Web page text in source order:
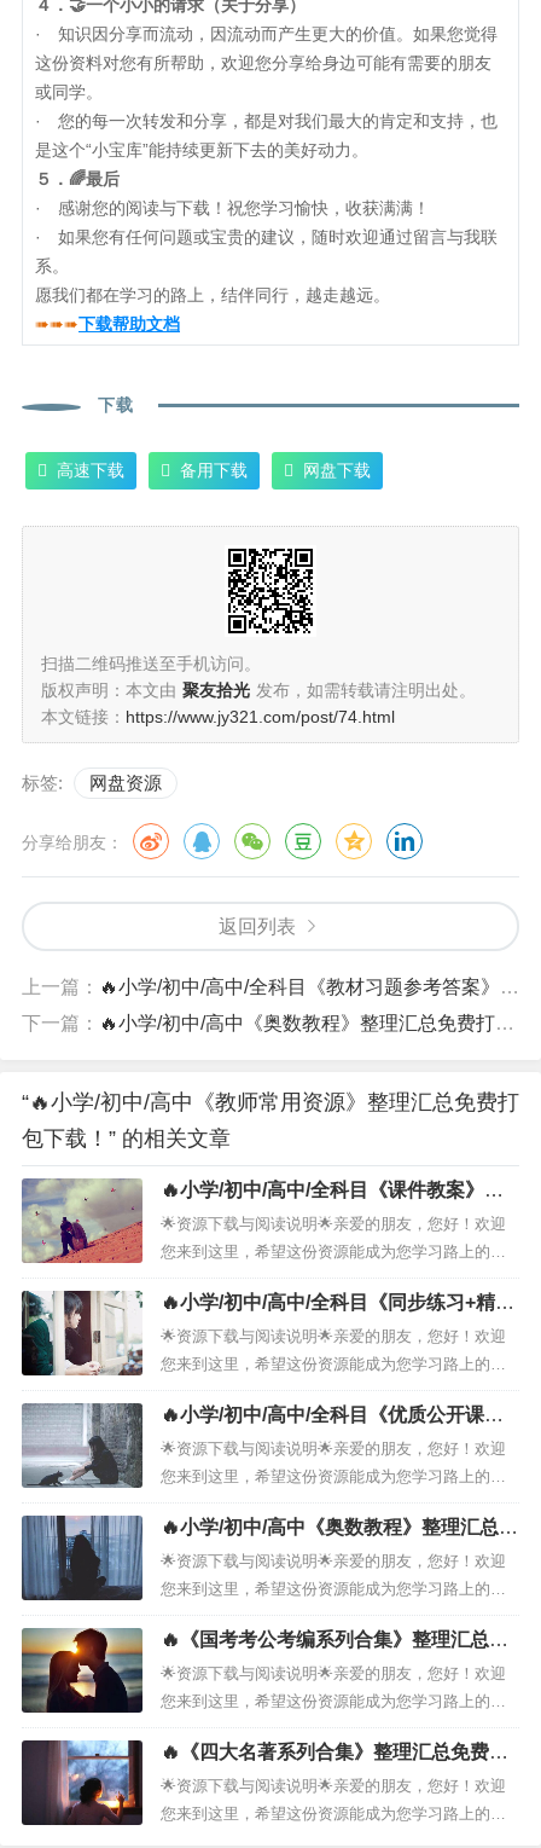
４．🤝一个小小的请求（关于分享）
· 知识因分享而流动，因流动而产生更大的价值。如果您觉得
这份资料对您有所帮助，欢迎您分享给身边可能有需要的朋友
或同学。
· 您的每一次转发和分享，都是对我们最大的肯定和支持，也
是这个“小宝库”能持续更新下去的美好动力。
５．🌈最后
· 感谢您的阅读与下载！祝您学习愉快，收获满满！
· 如果您有任何问题或宝贵的建议，随时欢迎通过留言与我联
系。
愿我们都在学习的路上，结伴同行，越走越远。
➠➠➠下载帮助文档
下载
高速下载 备用下载 网盘下载
扫描二维码推送至手机访问。
版权声明：本文由 聚友拾光 发布，如需转载请注明出处。
本文链接： https://www.jy321.com/post/74.html
标签: 网盘资源
分享给朋友：
返回列表
上一篇： 🔥小学/初中/高中/全科目《教材习题参考答案》整理汇总免费打包下载！
下一篇： 🔥小学/初中/高中《奥数教程》整理汇总免费打包下载！
“🔥小学/初中/高中《教师常用资源》整理汇总免费打
包下载！” 的相关文章
🔥小学/初中/高中/全科目《课件教案》整
理汇总免费打包下载！
🌟资源下载与阅读说明🌟亲爱的朋友，您好！欢迎
您来到这里，希望这份资源能成为您学习路上的小
小助力。１．📚资源名称· ［小学／初中／高中／
全科目《课件教案》整理汇总］２．📖资源说明·
这份资料涵盖了 ［小学／初中／高中／全科目
《课件教案》整理汇总］，由我们精心筛选、汇总
而成，旨在为您提供系统化的学习参考...
🔥小学/初中/高中/全科目《同步练习+精品
试卷》整理汇总免费打包下载！
🌟资源下载与阅读说明🌟亲爱的朋友，您好！欢迎
您来到这里，希望这份资源能成为您学习路上的小
小助力。１．📚资源名称· ［小学／初中／高中／
全科目《同步练习＋精品试卷》整理汇总］２．📖
资源说明· 这份资料涵盖了［小学／初中／高中／
全科目《同步练习＋精品试卷》整理汇总］，由我
们精心筛选、汇总而成，旨在为您提...
🔥小学/初中/高中/全科目《优质公开课视
频含课件教案》整理汇总免费打包下载！
🌟资源下载与阅读说明🌟亲爱的朋友，您好！欢迎
您来到这里，希望这份资源能成为您学习路上的小
小助力。１．📚资源名称· ［小学／初中／高中／
全科目《优质公开课视频含课件教案》整理汇总］
２．📖资源说明· 这份资料涵盖了［小学／初中／
高中／全科目《优质公开课视频含课件教案》整理
汇总］，由我们精心筛选、汇总而成...
🔥小学/初中/高中《奥数教程》整理汇总免
费打包下载！
🌟资源下载与阅读说明🌟亲爱的朋友，您好！欢迎
您来到这里，希望这份资源能成为您学习路上的小
小助力。１．📚资源名称· ［小学／初中／高中
《奥数教程》整理汇总》整理汇总］２．📖资源说
明· 这份资料涵盖了［小学／初中／高中《奥数教
程》整理汇总］，由我们精心筛选、汇总而成，旨
在为您提供系统化的学习参考。希望能...
🔥《国考考公考编系列合集》整理汇总免
费打包下载！
🌟资源下载与阅读说明🌟亲爱的朋友，您好！欢迎
您来到这里，希望这份资源能成为您学习路上的小
小助力。１．📚资源名称· ［《国考考公考编系列
合集》整理汇总］２．📖资源说明· 这份资料涵盖
了［《国考考公考编系列合集》整理汇总］，由我
们精心筛选、汇总而成，旨在为您提供系统化的学
🔥《四大名著系列合集》整理汇总免费打
包下载！
🌟资源下载与阅读说明🌟亲爱的朋友，您好！欢迎
您来到这里，希望这份资源能成为您学习路上的小